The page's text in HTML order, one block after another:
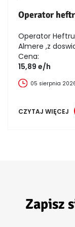
Operator
Operator
Almere ,z
Cena:
15,89 e/h
05 sierpnia
CZYTAJ WIĘCEJ
Zapisz